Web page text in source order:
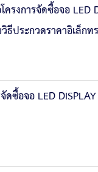
รรณบุรี
รณบุรี
ผลแผนพัฒนาท้องถิ่
. สุพรรณบุรี (พ.ศ
ครงการจัดซื้อจอ
ประกวดราคาอิเล็ก
จัดซื้อจอ LED